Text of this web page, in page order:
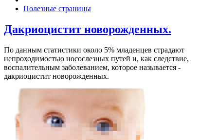
Полезные страницы
Дакриоцистит новорожденных.
По данным статистики около 5% младенцев страдают
непроходимостью носослезных путей и, как следствие,
воспалительным заболеванием, которое называется -
дакриоцистит новорожденных.